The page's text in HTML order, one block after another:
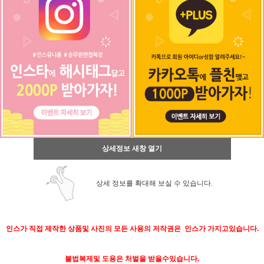
상세정보 새창 열기
상세 정보를 확대해 보실 수 있습니다.
인스가 직접 제작한 상품및 사진의 모든 사용의 저작권은 인스가 가지고있습니다.
불법복제및 도용은 처벌을 받을수있습니다.